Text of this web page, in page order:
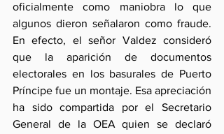
oficialmente como maniobra lo que
algunos dieron señalaron como fraude.
En efecto, el señor Valdez consideró
que la aparición de documentos
electorales en los basurales de Puerto
Príncipe fue un montaje. Esa apreciación
ha sido compartida por el Secretario
General de la OEA quien se declaró